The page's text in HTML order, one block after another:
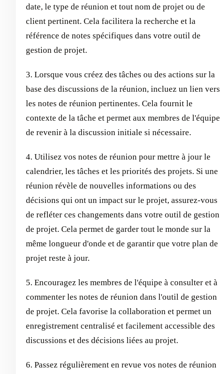
date, le type de réunion et tout nom de projet ou de
client pertinent. Cela facilitera la recherche et la
référence de notes spécifiques dans votre outil de
gestion de projet.
3. Lorsque vous créez des tâches ou des actions sur la
base des discussions de la réunion, incluez un lien vers
les notes de réunion pertinentes. Cela fournit le
contexte de la tâche et permet aux membres de l'équipe
de revenir à la discussion initiale si nécessaire.
4. Utilisez vos notes de réunion pour mettre à jour le
calendrier, les tâches et les priorités des projets. Si une
réunion révèle de nouvelles informations ou des
décisions qui ont un impact sur le projet, assurez-vous
de refléter ces changements dans votre outil de gestion
de projet. Cela permet de garder tout le monde sur la
même longueur d'onde et de garantir que votre plan de
projet reste à jour.
5. Encouragez les membres de l'équipe à consulter et à
commenter les notes de réunion dans l'outil de gestion
de projet. Cela favorise la collaboration et permet un
enregistrement centralisé et facilement accessible des
discussions et des décisions liées au projet.
6. Passez régulièrement en revue vos notes de réunion